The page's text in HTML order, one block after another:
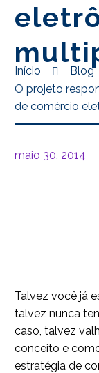
Início
Blog
O projeto
de comércio
maio 30, 2014
Talvez você já
talvez nunca
caso, talvez
conceito e
estratégia de